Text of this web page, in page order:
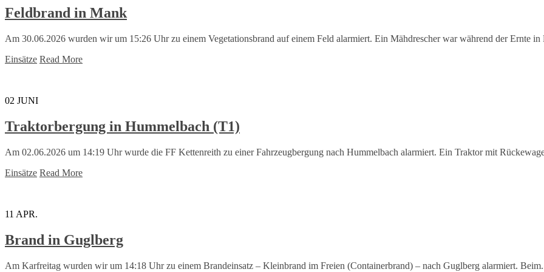
Feldbrand in Mank
Am 30.06.2026 wurden wir um 15:26 Uhr zu einem Vegetationsbrand auf einem Feld alarmiert. Ein Mähdrescher war während der Ernte in
Einsätze Read More
02 JUNI
Traktorbergung in Hummelbach (T1)
Am 02.06.2026 um 14:19 Uhr wurde die FF Kettenreith zu einer Fahrzeugbergung nach Hummelbach alarmiert. Ein Traktor mit
Einsätze Read More
11 APR.
Brand in Guglberg
Am Karfreitag wurden wir um 14:18 Uhr zu einem Brandeinsatz – Kleinbrand im Freien (Containerbrand) – nach Guglberg alarmiert.